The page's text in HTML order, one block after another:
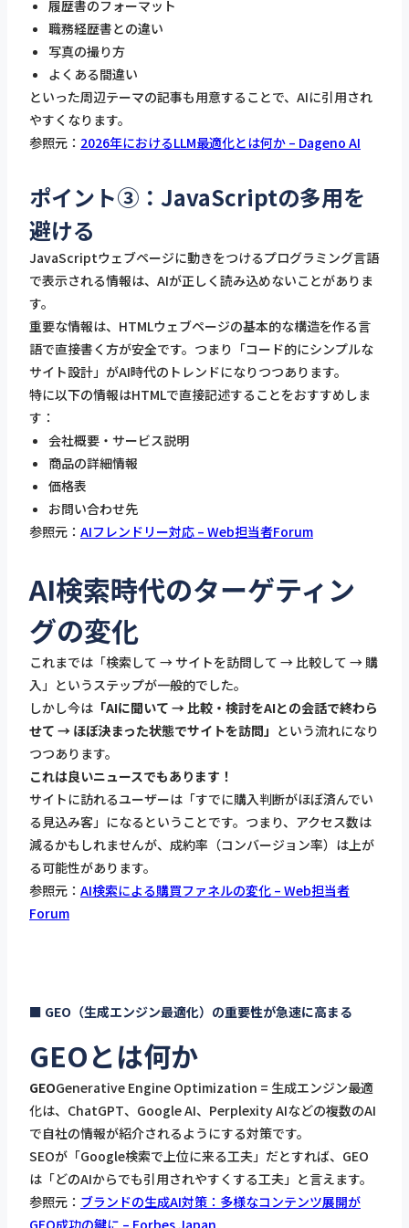
履歴書のフォーマット
職務経歴書との違い
写真の撮り方
よくある間違い
といった周辺テーマの記事も用意することで、AIに引用され
やすくなります。
参照元： 2026年におけるLLM最適化とは何か – Dageno AI
ポイント③：JavaScriptの多用を
避ける
JavaScriptウェブページに動きをつけるプログラミング言語
で表示される情報は、AIが正しく読み込めないことがありま
す。
重要な情報は、HTMLウェブページの基本的な構造を作る言
語で直接書く方が安全です。つまり「コード的にシンプルな
サイト設計」がAI時代のトレンドになりつつあります。
特に以下の情報はHTMLで直接記述することをおすすめしま
す：
会社概要・サービス説明
商品の詳細情報
価格表
お問い合わせ先
参照元： AIフレンドリー対応 – Web担当者Forum
AI検索時代のターゲティン
グの変化
これまでは「検索して → サイトを訪問して → 比較して → 購
入」というステップが一般的でした。
しかし今は 「AIに聞いて → 比較・検討をAIとの会話で終わら
せて → ほぼ決まった状態でサイトを訪問」 という流れになり
つつあります。
これは良いニュースでもあります！
サイトに訪れるユーザーは「すでに購入判断がほぼ済んでい
る見込み客」になるということです。つまり、アクセス数は
減るかもしれませんが、成約率（コンバージョン率）は上が
る可能性があります。
参照元： AI検索による購買ファネルの変化 – Web担当者
Forum
■ GEO（生成エンジン最適化）の重要性が急速に高まる
GEOとは何か
GEOGenerative Engine Optimization = 生成エンジン最適
化は、ChatGPT、Google AI、Perplexity AIなどの複数のAI
で自社の情報が紹介されるようにする対策です。
SEOが「Google検索で上位に来る工夫」だとすれば、GEO
は「どのAIからでも引用されやすくする工夫」と言えます。
参照元： ブランドの生成AI対策：多様なコンテンツ展開が
GEO成功の鍵に – Forbes Japan